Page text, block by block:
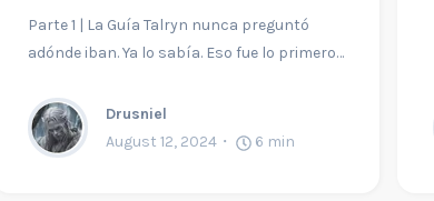
Parte 1 | La Guía Talryn nunca preguntó
adónde iban. Ya lo sabía. Eso fue lo primero…
Drusniel
August 12, 2024
6 min